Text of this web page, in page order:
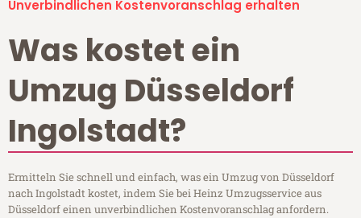
Unverbindlichen Kostenvoranschlag erhalten
Was kostet ein
Umzug Düsseldorf
Ingolstadt?
Ermitteln Sie schnell und einfach, was ein Umzug von Düsseldorf
nach Ingolstadt kostet, indem Sie bei Heinz Umzugsservice aus
Düsseldorf einen unverbindlichen Kostenvoranschlag anfordern.